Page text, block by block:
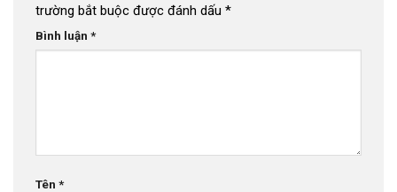
trường bắt buộc được đánh dấu *
Bình luận *
Tên *